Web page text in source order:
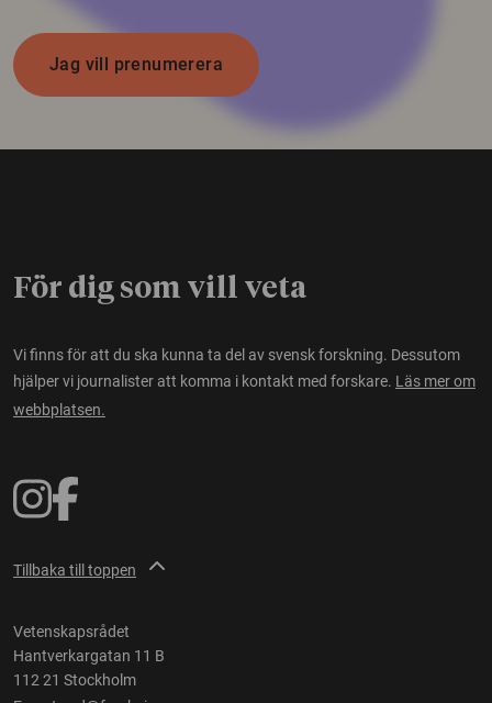
Jag vill prenumerera
För dig som vill veta
Vi finns för att du ska kunna ta del av svensk forskning. Dessutom
hjälper vi journalister att komma i kontakt med forskare. Läs mer om
webbplatsen.
Tillbaka till toppen
Vetenskapsrådet
Hantverkargatan 11 B
112 21 Stockholm